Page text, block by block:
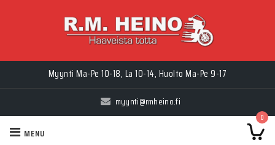
Myynti Ma-Pe 10-18, La 10-14, Huolto Ma-Pe 9-17
myynti@rmheino.fi
0
MENU